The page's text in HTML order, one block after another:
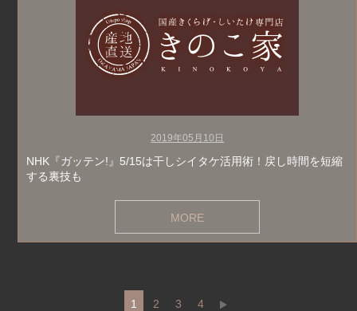
2019年05月10日
NHK『ガッテン!』5/15は干しシイタケ活用術！戻し時間を短縮
する裏技も
MORE
1 2 3 4